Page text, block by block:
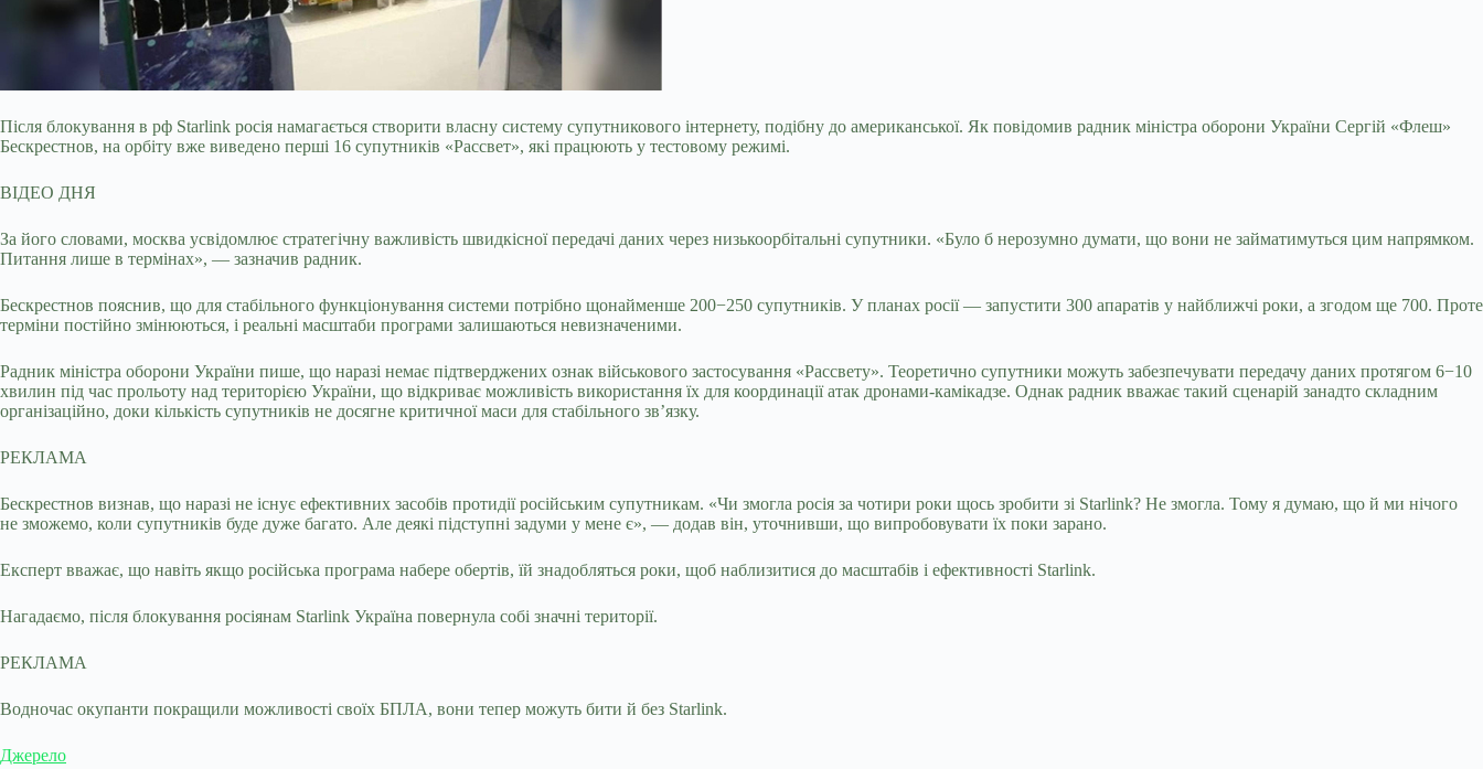
Після блокування в рф Starlink росія намагається створити власну систему супутникового інтернету, подібну до американської. Як повідомив радник міністра оборони України Сергій «Флеш»
Бескрестнов, на орбіту вже виведено перші 16 супутників «Рассвет», які працюють у тестовому режимі.
ВІДЕО ДНЯ
За його словами, москва усвідомлює стратегічну важливість швидкісної передачі даних через низькоорбітальні супутники. «Було б нерозумно думати, що вони не займатимуться цим напрямком.
Питання лише в термінах», — зазначив радник.
Бескрестнов пояснив, що для стабільного функціонування системи потрібно щонайменше 200−250 супутників. У планах росії — запустити 300 апаратів у найближчі роки, а згодом ще 700. Проте
терміни постійно змінюються, і реальні масштаби програми залишаються невизначеними.
Радник міністра оборони України пише, що наразі немає підтверджених ознак військового застосування «Рассвету». Теоретично супутники можуть забезпечувати передачу даних протягом 6−10
хвилин під час прольоту над територією України, що відкриває можливість використання їх для координації атак дронами-камікадзе. Однак радник вважає такий сценарій занадто складним
організаційно, доки кількість супутників не досягне критичної маси для стабільного зв’язку.
РЕКЛАМА
Бескрестнов визнав, що наразі не існує ефективних засобів протидії російським супутникам. «Чи змогла росія за чотири роки щось зробити зі Starlink? Не змогла. Тому я думаю, що й ми нічого
не зможемо, коли супутників буде дуже багато. Але деякі підступні задуми у мене є», — додав він, уточнивши, що випробовувати їх поки зарано.
Експерт вважає, що навіть якщо російська програма набере обертів, їй знадобляться роки, щоб наблизитися до масштабів і ефективності Starlink.
Нагадаємо, після блокування росіянам Starlink Україна повернула собі значні території.
РЕКЛАМА
Водночас окупанти покращили можливості своїх БПЛА, вони тепер можуть бити й без Starlink.
Джерело